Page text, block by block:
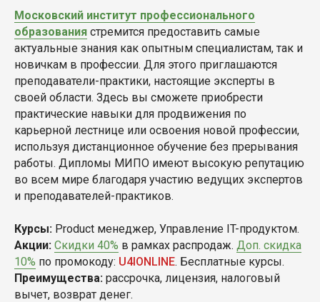
Московский институт профессионального
образования стремится предоставить самые
актуальные знания как опытным специалистам, так и
новичкам в профессии. Для этого приглашаются
преподаватели-практики, настоящие эксперты в
своей области. Здесь вы сможете приобрести
практические навыки для продвижения по
карьерной лестнице или освоения новой профессии,
используя дистанционное обучение без прерывания
работы. Дипломы МИПО имеют высокую репутацию
во всем мире благодаря участию ведущих экспертов
и преподавателей-практиков.
Курсы: Product менеджер, Управление IT-продуктом.
Акции: Скидки 40% в рамках распродаж. Доп. скидка
10% по промокоду: U4IONLINE. Бесплатные курсы.
Преимущества: рассрочка, лицензия, налоговый
вычет, возврат денег.